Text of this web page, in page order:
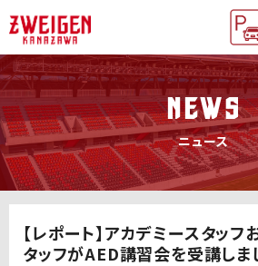
NEWS
ニュース
【レポート】アカデミースタッ
タッフがAED講習会を受講しま